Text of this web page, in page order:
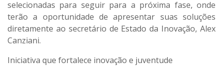
selecionadas para seguir para a próxima fase, onde
terão a oportunidade de apresentar suas soluções
diretamente ao secretário de Estado da Inovação, Alex
Canziani.
Iniciativa que fortalece inovação e juventude